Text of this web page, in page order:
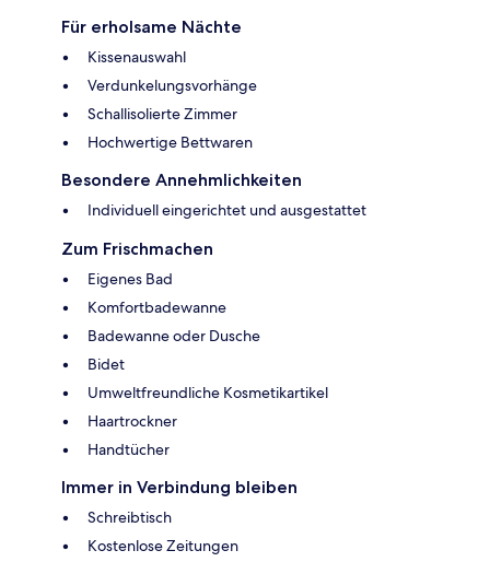
Für erholsame Nächte
Kissenauswahl
Verdunkelungsvorhänge
Schallisolierte Zimmer
Hochwertige Bettwaren
Besondere Annehmlichkeiten
Individuell eingerichtet und ausgestattet
Zum Frischmachen
Eigenes Bad
Komfortbadewanne
Badewanne oder Dusche
Bidet
Umweltfreundliche Kosmetikartikel
Haartrockner
Handtücher
Immer in Verbindung bleiben
Schreibtisch
Kostenlose Zeitungen